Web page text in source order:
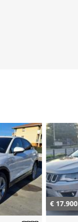
€ 17.900